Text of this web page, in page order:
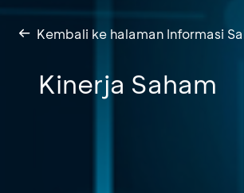
Kembali ke halaman Informasi
Kinerja Saham